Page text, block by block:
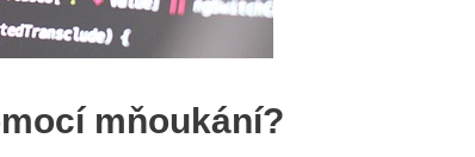
mňoukání?